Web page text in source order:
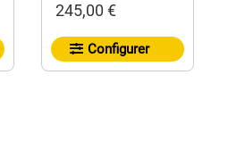
245,00 €
Configurer